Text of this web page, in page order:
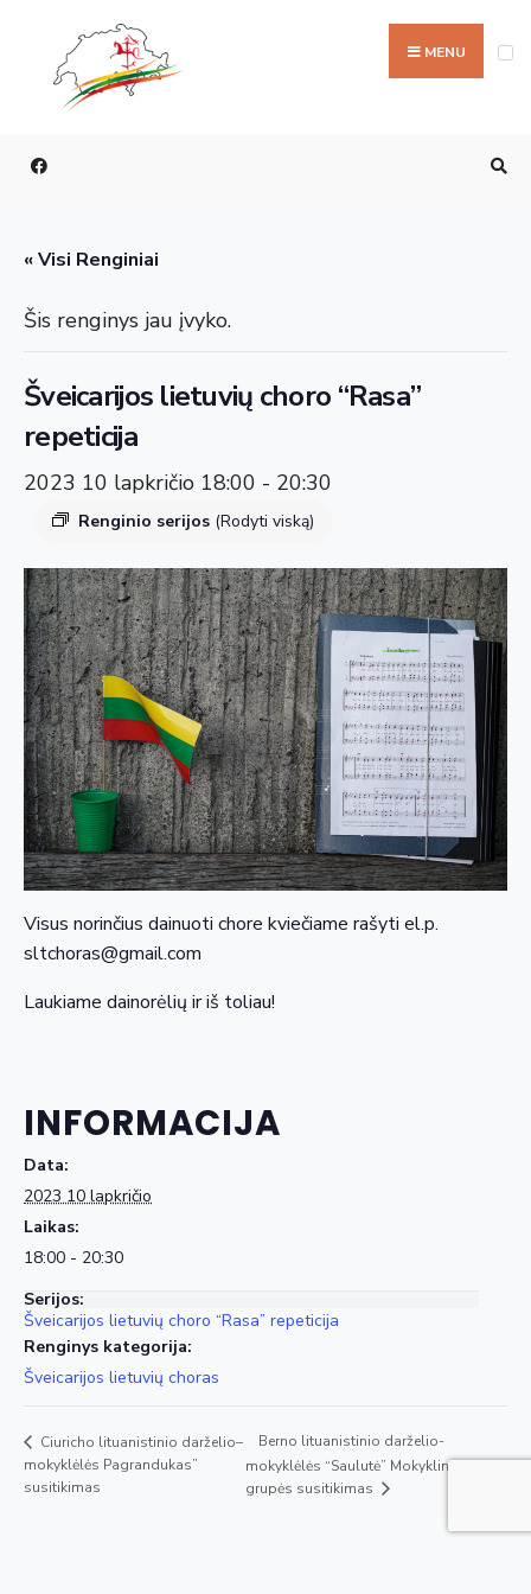
content
MENU
« Visi Renginiai
Šis renginys jau įvyko.
Šveicarijos lietuvių choro “Rasa”
repeticija
2023 10 lapkričio 18:00 - 20:30
Renginio serijos (Rodyti viską)
Visus norinčius dainuoti chore kviečiame rašyti el.p.
sltchoras@gmail.com
Laukiame dainorėlių ir iš toliau!
INFORMACIJA
Data:
2023 10 lapkričio
Laikas:
18:00 - 20:30
Serijos:
Šveicarijos lietuvių choro “Rasa” repeticija
Renginys kategorija:
Šveicarijos lietuvių choras
Ciuricho lituanistinio darželio–
mokyklėlės Pagrandukas”
susitikimas
Berno lituanistinio darželio-
mokyklėlės “Saulutė” Mokyklinukų
grupės susitikimas